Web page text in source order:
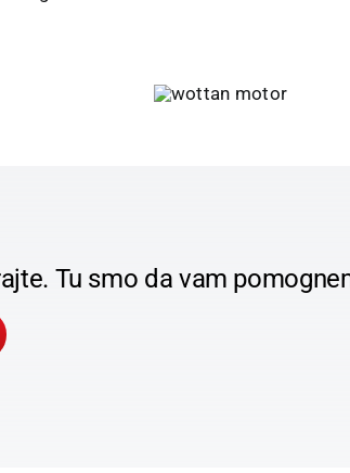
Tu smo da vam